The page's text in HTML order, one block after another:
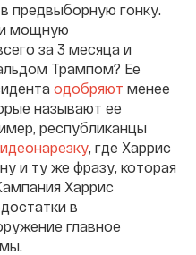
предвыборную гонку.
мощную
за 3 месяца и
Трампом? Ее
одобряют менее
называют ее
республиканцы
, где Харрис
и ту же фразу, которая
Харрис
в
главное